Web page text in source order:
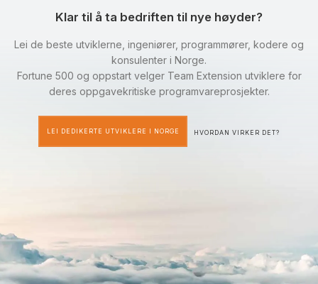
Klar til å ta bedriften til nye høyder?
Lei de beste utviklerne, ingeniører, programmører, kodere og
konsulenter i Norge.
Fortune 500 og oppstart velger Team Extension utviklere for
deres oppgavekritiske programvareprosjekter.
LEI DEDIKERTE UTVIKLERE I NORGE HVORDAN VIRKER DET?